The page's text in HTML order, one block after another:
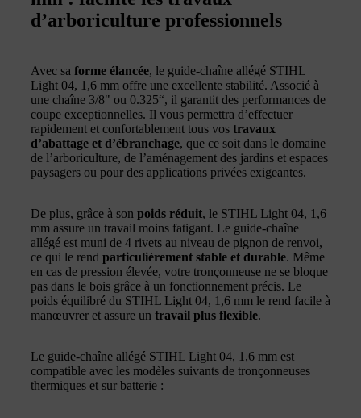
d’arboriculture professionnels
Avec sa forme élancée, le guide-chaîne allégé STIHL
Light 04, 1,6 mm offre une excellente stabilité. Associé à
une chaîne 3/8" ou 0.325“, il garantit des performances de
coupe exceptionnelles. Il vous permettra d’effectuer
rapidement et confortablement tous vos travaux
d’abattage et d’ébranchage, que ce soit dans le domaine
de l’arboriculture, de l’aménagement des jardins et espaces
paysagers ou pour des applications privées exigeantes.
De plus, grâce à son poids réduit, le STIHL Light 04, 1,6
mm assure un travail moins fatigant. Le guide-chaîne
allégé est muni de 4 rivets au niveau de pignon de renvoi,
ce qui le rend particulièrement stable et durable. Même
en cas de pression élevée, votre tronçonneuse ne se bloque
pas dans le bois grâce à un fonctionnement précis. Le
poids équilibré du STIHL Light 04, 1,6 mm le rend facile à
manœuvrer et assure un travail plus flexible.
Le guide-chaîne allégé STIHL Light 04, 1,6 mm est
compatible avec les modèles suivants de tronçonneuses
thermiques et sur batterie :